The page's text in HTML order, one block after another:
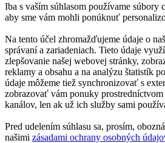
Iba s vaším súhlasom používame súbory
aby sme vám mohli ponúknuť
Na tento účel zhromažďujeme údaje o
správaní a zariadeniach. Tieto údaje
zlepšovanie našej webovej stránky,
reklamy a obsahu a na analýzu štatistík
údaje môžeme tiež synchronizovať s
zobrazovať vám ponuky
kanálov, len ak už ich služby sami
Pred udelením súhlasu sa, prosím,
našimi zásadami ochrany osobných